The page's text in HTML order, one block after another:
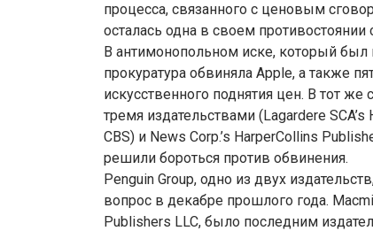
процесса, связанного с ценовым
осталась одна в своем
В антимонопольном иске, который был
прокуратура обвиняла Apple, а также
искусственного поднятия цен. В тот
тремя издательствами (Lagardere
CBS) и News Corp.’s HarperCollins
решили бороться против обвинения.
Penguin Group, одно из двух
вопрос в декабре прошлого года.
Publishers LLC, было последним